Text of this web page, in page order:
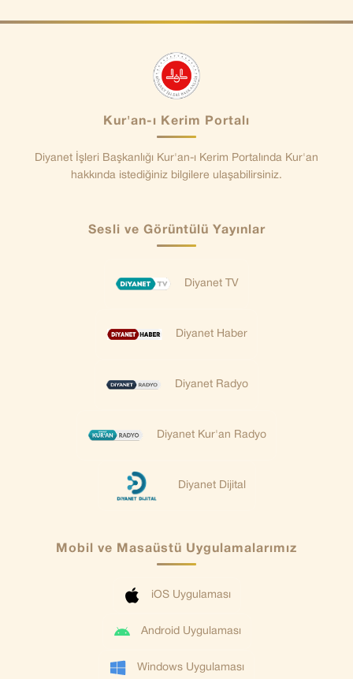
Kur'an-ı Kerim Portalı
Diyanet İşleri Başkanlığı Kur'an-ı Kerim Portalında Kur'an
hakkında istediğiniz bilgilere ulaşabilirsiniz.
Sesli ve Görüntülü Yayınlar
Diyanet TV
Diyanet Haber
Diyanet Radyo
Diyanet Kur'an Radyo
Diyanet Dijital
Mobil ve Masaüstü Uygulamalarımız
iOS Uygulaması
Android Uygulaması
Windows Uygulaması